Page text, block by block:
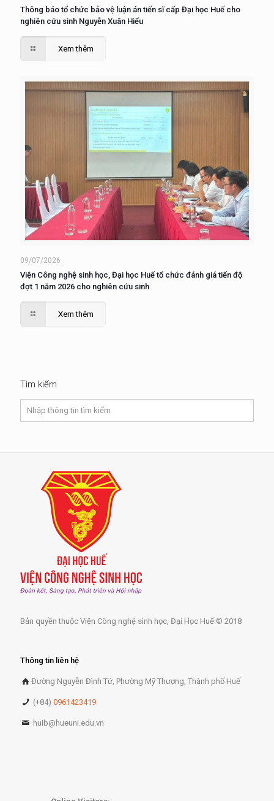
Thông báo tổ chức bảo vệ luận án tiến sĩ cấp Đại học Huế cho
nghiên cứu sinh Nguyễn Xuân Hiếu
Xem thêm
09/07/2026
Viện Công nghệ sinh học, Đại học Huế tổ chức đánh giá tiến độ
đợt 1 năm 2026 cho nghiên cứu sinh
Xem thêm
Tìm kiếm
Bản quyền thuộc Viện Công nghệ sinh học, Đại Học Huế © 2018
Thông tin liên hệ
Đường Nguyễn Đình Tứ, Phường Mỹ Thượng, Thành phố Huế
(+84)0961423419
huib@hueuni.edu.vn